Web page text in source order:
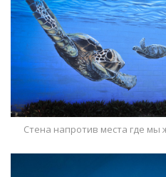
Стена напротив места где мы